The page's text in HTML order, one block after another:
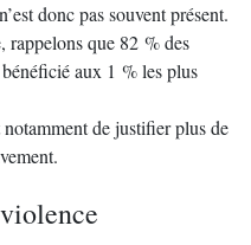
donc pas souvent présent.
rappelons que 82 % des
bénéficié aux 1 % les plus
de justifier plus de